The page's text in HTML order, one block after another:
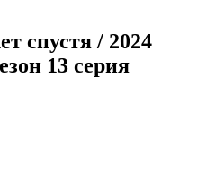
спустя / 2024
13 серия